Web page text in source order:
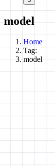
model
Home
Tag:
model